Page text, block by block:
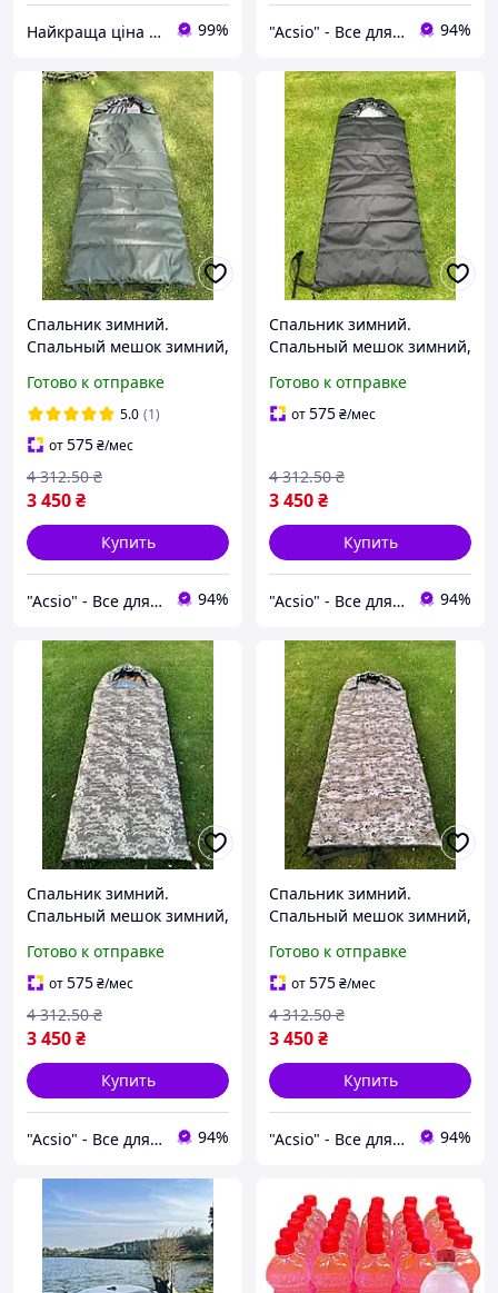
Найкраща ціна ❤️ 99% "Acsio" - Все для активной жизни в одном месте 94%
Спальник зимний.
Спальный мешок зимний,
Готово к отправке
5.0 (1)
от575₴/мес
3 450₴
4 312.50 ₴
Купить
"Acsio" - Все для активной жизни в одном месте 94%
Спальник зимний.
Спальный мешок зимний,
Готово к отправке
от575₴/мес
3 450₴
4 312.50 ₴
Купить
"Acsio" - Все для активной жизни в одном месте 94%
Спальник зимний.
Спальный мешок зимний,
Готово к отправке
от575₴/мес
3 450₴
4 312.50 ₴
Купить
"Acsio" - Все для активной жизни в одном месте 94%
Спальник зимний.
Спальный мешок зимний,
Готово к отправке
от575₴/мес
3 450₴
4 312.50 ₴
Купить
"Acsio" - Все для активной жизни в одном месте 94%